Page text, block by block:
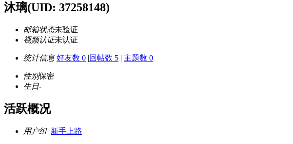
沐璃(UID: 37258148)
邮箱状态未验证
视频认证未认证
统计信息 好友数 0 |回帖数 5 | 主题数 0
性别保密
生日-
活跃概况
用户组 新手上路